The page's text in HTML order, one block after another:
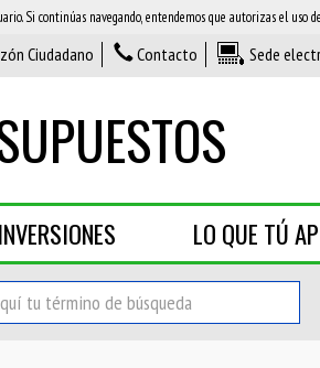
Si continúas navegando, entendemos que autorizas el uso
Ciudadano Contacto Sede
LO QUE TÚ